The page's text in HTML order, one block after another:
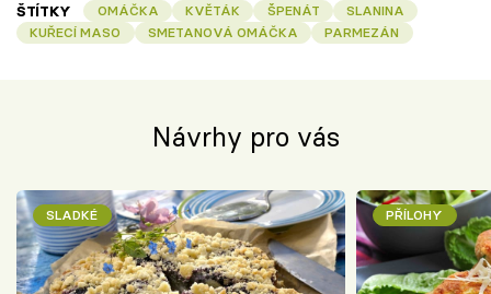
ŠTÍTKY OMÁČKA KVĚTÁK ŠPENÁT
SLANINA
KUŘECÍ MASO
SMETANOVÁ OMÁČKA PARMEZÁN
Návrhy pro vás
SLADKÉ PŘÍLOHY